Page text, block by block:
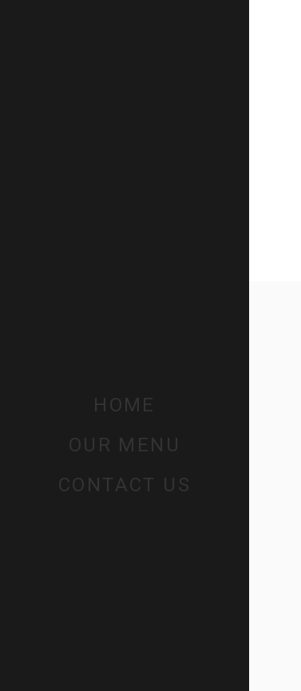
HOME
OUR MENU
CONTACT US